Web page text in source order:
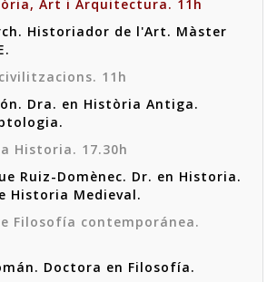
Art i Arquitectura. 11h
Historiador de l'Art. Màster
11h
Dra. en Història Antiga.
Historia. 17.30h
Ruiz-Domènec. Dr. en Historia.
Historia Medieval.
Filosofía contemporánea.
Doctora en Filosofía.